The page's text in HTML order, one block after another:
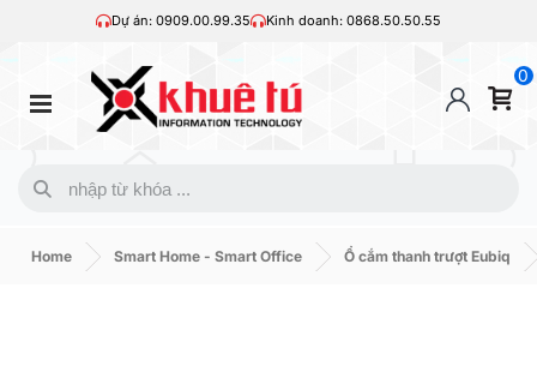
Dự án: 0909.00.99.35 Kinh doanh: 0868.50.50.55
0
Home Smart Home - Smart Office Ổ cắm thanh trượt Eubiq